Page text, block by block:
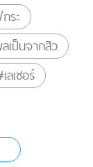
ระ
เป็นจากสิว
ลเซอร์